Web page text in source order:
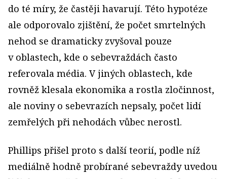
do té míry, že častěji havarují. Této hypotéze
ale odporovalo zjištění, že počet smrtelných
nehod se dramaticky zvyšoval pouze
v oblastech, kde o sebevraždách často
referovala média. V jiných oblastech, kde
rovněž klesala ekonomika a rostla zločinnost,
ale noviny o sebevrazích nepsaly, počet lidí
zemřelých při nehodách vůbec nerostl.
Phillips přišel proto s další teorií, podle níž
mediálně hodně probírané sebevraždy uvedou